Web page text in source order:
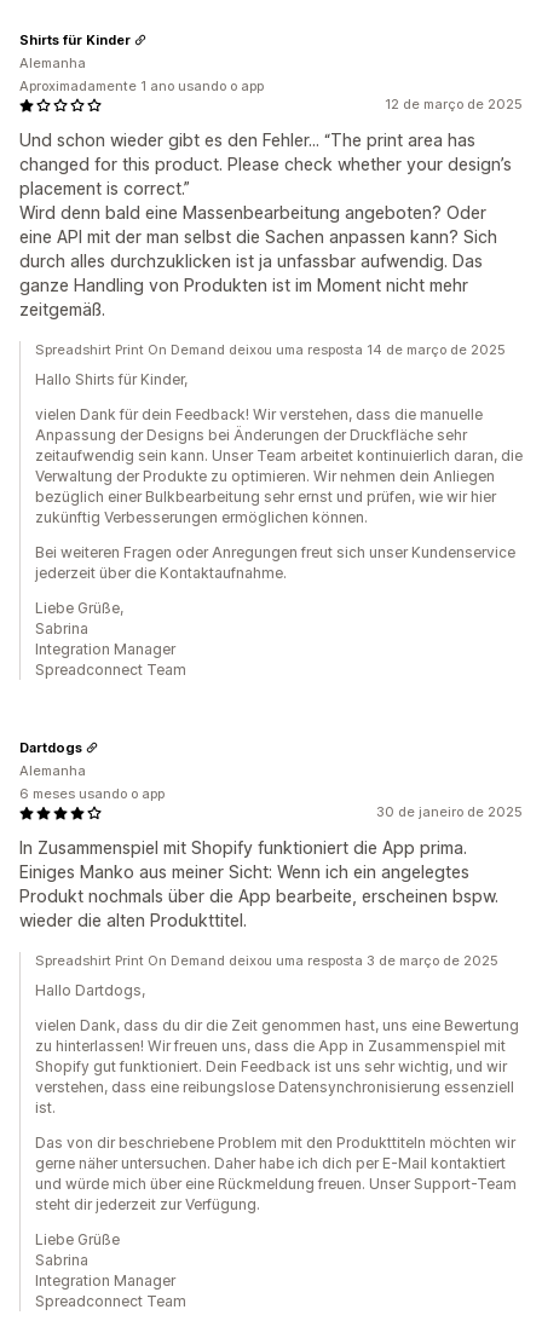
12 de março de 2025
Und schon wieder gibt es den Fehler... “The print area has
changed for this product. Please check whether your design’s
placement is correct.”
Wird denn bald eine Massenbearbeitung angeboten? Oder
eine API mit der man selbst die Sachen anpassen kann? Sich
durch alles durchzuklicken ist ja unfassbar aufwendig. Das
ganze Handling von Produkten ist im Moment nicht mehr
zeitgemäß.
Shirts für Kinder
Alemanha
Aproximadamente 1 ano usando o app
Spreadshirt Print On Demand deixou uma resposta 14 de março de 2025
Hallo Shirts für Kinder,
vielen Dank für dein Feedback! Wir verstehen, dass die manuelle
Anpassung der Designs bei Änderungen der Druckfläche sehr
zeitaufwendig sein kann. Unser Team arbeitet kontinuierlich daran, die
Verwaltung der Produkte zu optimieren. Wir nehmen dein Anliegen
bezüglich einer Bulkbearbeitung sehr ernst und prüfen, wie wir hier
zukünftig Verbesserungen ermöglichen können.
Bei weiteren Fragen oder Anregungen freut sich unser Kundenservice
jederzeit über die Kontaktaufnahme.
Liebe Grüße,
Sabrina
Integration Manager
Spreadconnect Team
30 de janeiro de 2025
In Zusammenspiel mit Shopify funktioniert die App prima.
Einiges Manko aus meiner Sicht: Wenn ich ein angelegtes
Produkt nochmals über die App bearbeite, erscheinen bspw.
wieder die alten Produkttitel.
Dartdogs
Alemanha
6 meses usando o app
Spreadshirt Print On Demand deixou uma resposta 3 de março de 2025
Hallo Dartdogs,
vielen Dank, dass du dir die Zeit genommen hast, uns eine Bewertung
zu hinterlassen! Wir freuen uns, dass die App in Zusammenspiel mit
Shopify gut funktioniert. Dein Feedback ist uns sehr wichtig, und wir
verstehen, dass eine reibungslose Datensynchronisierung essenziell
ist.
Das von dir beschriebene Problem mit den Produkttiteln möchten wir
gerne näher untersuchen. Daher habe ich dich per E-Mail kontaktiert
und würde mich über eine Rückmeldung freuen. Unser Support-Team
steht dir jederzeit zur Verfügung.
Liebe Grüße
Sabrina
Integration Manager
Spreadconnect Team